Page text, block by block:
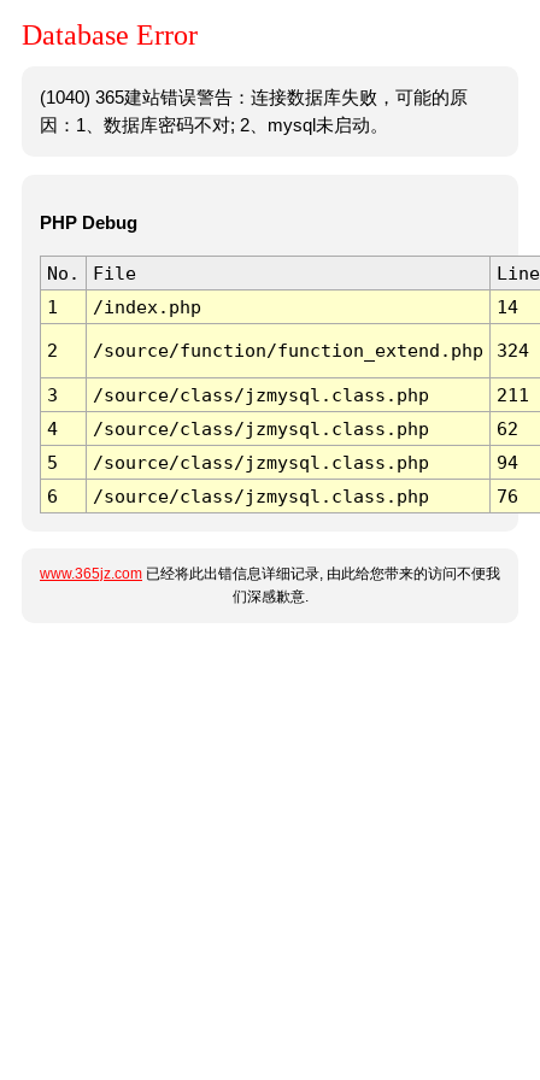
Database Error
(1040) 365建站错误警告：连接数据库失败，可能的原
因：1、数据库密码不对; 2、mysql未启动。
PHP Debug
No. File
Line
1
/index.php 14
2 /source/function/function_extend.php 324
3 /source/class/jzmysql.class.php
211
4
/source/class/jzmysql.class.php
62
5
/source/class/jzmysql.class.php
94
6
/source/class/jzmysql.class.php 76
www.365jz.com 已经将此出错信息详细记录, 由此给您带来的访问不便我
们深感歉意.